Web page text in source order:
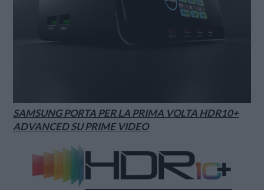
SAMSUNG PORTA PER LA PRIMA VOLTA HDR10+
ADVANCED SU PRIME VIDEO